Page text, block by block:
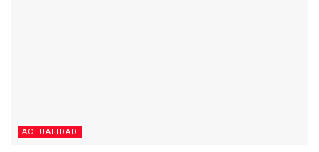
ACTUALIDAD